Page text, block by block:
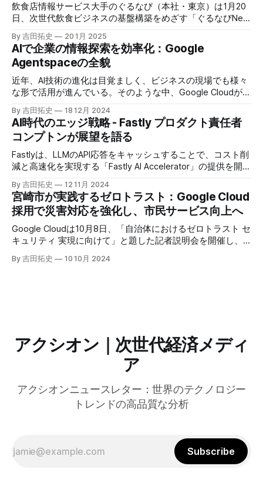
飲食店情報サービス大手のぐるなび（本社・東京）は1月20
日、次世代飲食ビジネスの基盤構築をめざす「ぐるなびNext
プロジェクト」の初成果として、新たな飲食店探索アプリ
「UMAME!（うまみー！）」のβ版を公開した。
By 吉田拓史 20 1月 2025
AIで企業の情報探索を効率化：Google
Agentspaceの全貌
近年、AI技術の進化は目覚ましく、ビジネスの現場でも様々
な形で活用が進んでいる。そのような中、Google Cloudが新
たに発表したGoogle Agentspaceは、いま注目を集めるAIエ
ージェントがエンタープライズITを大きく変革する予兆と言
えるだろう。
By 吉田拓史 18 12月 2024
AI時代のエッジ戦略 - Fastly プロダクト責任者
コンプトンが展望を語る
Fastlyは、LLMのAPI応答をキャッシュすることで、コスト削
減と高速化を実現する「Fastly AI Accelerator」の提供を開始
した。キップ・コンプトン最高プロダクト責任者（CPO）
は、類似した質問への応答を再利用し、効率的な処理を可能
にすると説明した。さらに、コンプトンは、エッジコンピュ
ーティングの利点を活かしたパーソナライズや、エッジにお
けるGPUの経済性、セキュリティへの取り組みなど、Fastly
のAI戦略について語った。
By 吉田拓史 12 11月 2024
宮崎市が実践するゼロトラスト：Google Cloud
採用で災害対応を強化し、市民サービス向上へ
Google Cloudは10月8日、「自治体におけるゼロトラスト セ
キュリティ 実現に向けて」と題した記者説明会を開催し、
自治体向けにゼロトラストセキュリティ導入を支援するプロ
グラムを発表した。宮崎市の事例では、Google Workspace
By 吉田拓史 10 10月 2024
アクシオン｜次世代経済メディ
ア
アクシオンニュースレター：世界のテクノロジー
トレンドの高品質な分析
Subscribe